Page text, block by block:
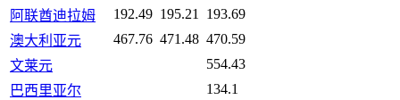
阿联酋迪拉姆
192.49 195.21
193.69
澳大利亚元
467.76 471.48 470.59
文莱元
554.43
巴西里亚尔
134.1